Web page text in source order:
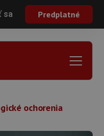
sa Predplatné
ochorenia